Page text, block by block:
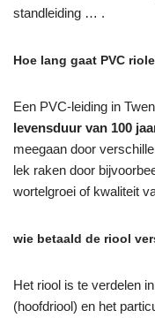
standleiding … .
Hoe lang gaat PVC
Een PVC-leiding in
levensduur van 100
meegaan door
lek raken door
wortelgroei of kwaliteit
wie betaald de riool
Het riool is te verdelen
(hoofdriool) en het